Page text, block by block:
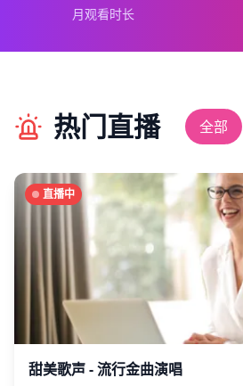
月观看时长
热门直播 全部
直播中
甜美歌声 - 流行金曲演唱